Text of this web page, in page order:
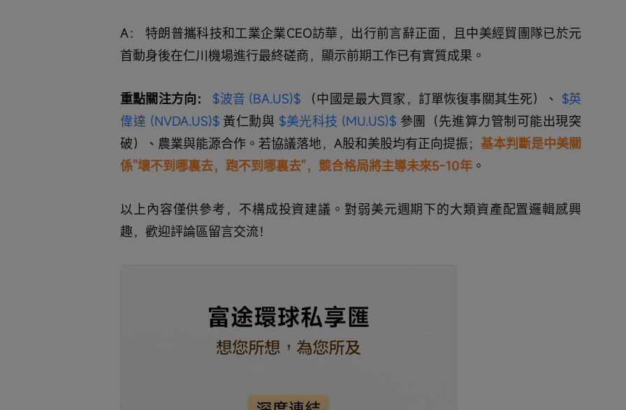
A： 特朗普攜科技和工業企業CEO訪華，出行前言辭正面，且中美經貿團隊已於元
首動身後在仁川機場進行最終磋商，顯示前期工作已有實質成果。
重點關注方向： $波音 (BA.US)$ （中國是最大買家，訂單恢復事關其生死）、 $英
偉達 (NVDA.US)$ 黃仁勳與 $美光科技 (MU.US)$ 參團（先進算力管制可能出現突
破）、農業與能源合作。若協議落地，A股和美股均有正向提振； 基本判斷是中美關
係"壞不到哪裏去，跑不到哪裏去"，競合格局將主導未來5-10年 。
以上內容僅供參考，不構成投資建議。對弱美元週期下的大類資產配置邏輯感興
趣，歡迎評論區留言交流！